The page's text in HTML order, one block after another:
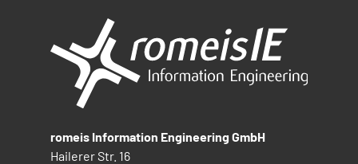
romeis Information Engineering GmbH
Hailerer Str. 16